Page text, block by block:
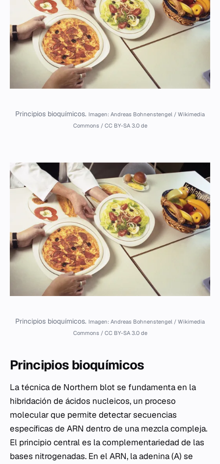
Principios bioquímicos. Imagen: Andreas Bohnenstengel / Wikimedia
Commons / CC BY-SA 3.0 de
Principios bioquímicos. Imagen: Andreas Bohnenstengel / Wikimedia
Commons / CC BY-SA 3.0 de
Principios bioquímicos
La técnica de Northern blot se fundamenta en la
hibridación de ácidos nucleicos, un proceso
molecular que permite detectar secuencias
específicas de ARN dentro de una mezcla compleja.
El principio central es la complementariedad de las
bases nitrogenadas. En el ARN, la adenina (A) se